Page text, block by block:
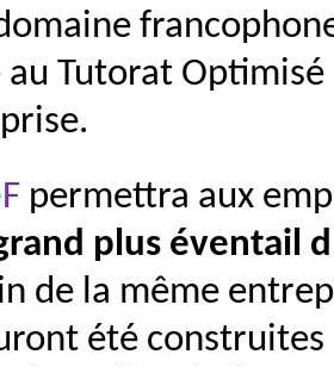
au Tutorat
F permettra aux
plus éventail
de la même
été